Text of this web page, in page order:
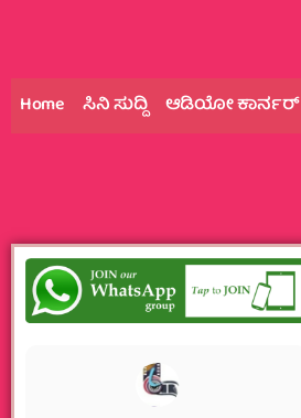
Home ಸಿನಿ ಸುದ್ದಿ ಆಡಿಯೋ ಕಾರ್ನರ್